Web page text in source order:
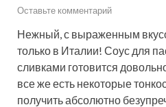
Оставьте комментарий
Нежный, с выраженным
только в Италии! Соус для
сливками готовится
все же есть некоторые
получить абсолютно